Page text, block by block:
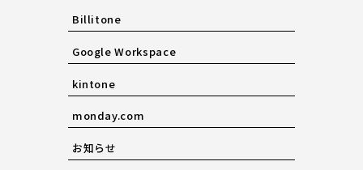
Billitone
Google Workspace
kintone
monday.com
お知らせ